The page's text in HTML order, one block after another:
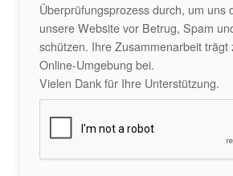
Überprüfungsprozess durch, um uns
unsere Website vor Betrug, Spam
schützen. Ihre Zusammenarbeit trägt
Online-Umgebung bei.
Vielen Dank für Ihre Unterstützung.